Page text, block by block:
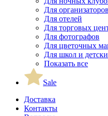
Для
Для отелей
Для торговых
Для фотографов
Для цветочных
Для школ и
Показать все
Sale
Доставка
Контакты